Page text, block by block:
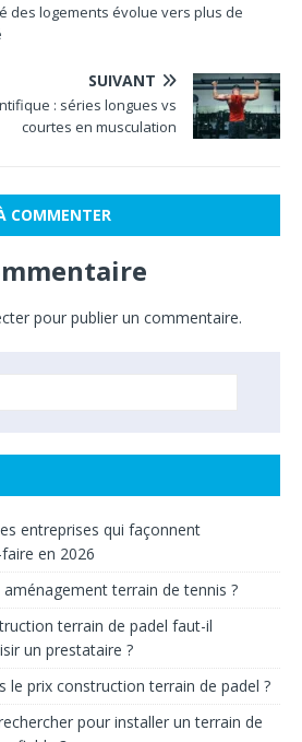
des logements évolue vers plus de
SUIVANT
: séries longues vs
courtes en musculation
COMMENTER
pour publier un commentaire.
entreprises qui façonnent
en 2026
terrain de tennis ?
terrain de padel faut-il
un prestataire ?
le prix construction terrain de padel ?
pour installer un terrain de